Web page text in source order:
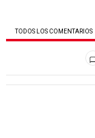
TODOS LOS COMENTARIOS
Todos los